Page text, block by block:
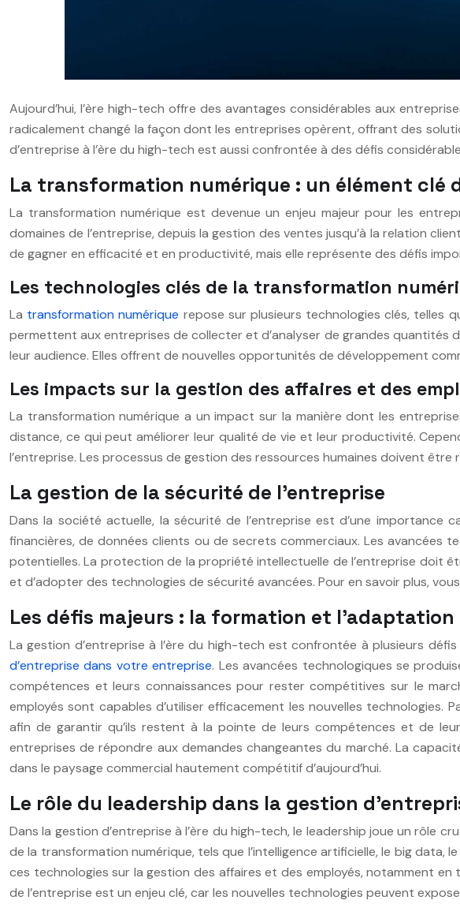
Aujourd’hui, l’ère high-tech offre des avantages considérables aux
radicalement changé la façon dont les entreprises opèrent, offrant des
d’entreprise à l’ère du high-tech est aussi confrontée à des défis
La transformation numérique : un élément clé
La transformation numérique est devenue un enjeu majeur pour les
domaines de l’entreprise, depuis la gestion des ventes jusqu’à la relation
de gagner en efficacité et en productivité, mais elle représente des défis
Les technologies clés de la transformation
La transformation numérique repose sur plusieurs technologies clés, telles
permettent aux entreprises de collecter et d’analyser de grandes quantités
leur audience. Elles offrent de nouvelles opportunités de développement
Les impacts sur la gestion des affaires et des
La transformation numérique a un impact sur la manière dont les
distance, ce qui peut améliorer leur qualité de vie et leur productivité.
l’entreprise. Les processus de gestion des ressources humaines doivent
La gestion de la sécurité de l’entreprise
Dans la société actuelle, la sécurité de l’entreprise est d’une importance
financières, de données clients ou de secrets commerciaux. Les
potentielles. La protection de la propriété intellectuelle de l’entreprise doit
et d’adopter des technologies de sécurité avancées. Pour en savoir plus,
Les défis majeurs : la formation et
La gestion d’entreprise à l’ère du high-tech est confrontée à plusieurs
d’entreprise dans votre entreprise. Les avancées technologiques se
compétences et leurs connaissances pour rester compétitives sur le
employés sont capables d’utiliser efficacement les nouvelles
afin de garantir qu’ils restent à la pointe de leurs compétences et de
entreprises de répondre aux demandes changeantes du marché. La
dans le paysage commercial hautement compétitif d’aujourd’hui.
Le rôle du leadership dans la gestion
Dans la gestion d’entreprise à l’ère du high-tech, le leadership joue un rôle
de la transformation numérique, tels que l’intelligence artificielle, le big
ces technologies sur la gestion des affaires et des employés, notamment
de l’entreprise est un enjeu clé, car les nouvelles technologies peuvent